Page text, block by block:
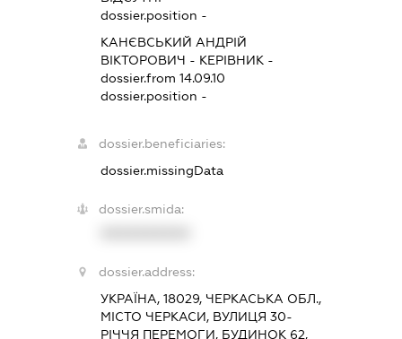
dossier.position -
КАНЄВСЬКИЙ АНДРІЙ
ВІКТОРОВИЧ - КЕРІВНИК-
dossier.from 14.09.10
dossier.position -
dossier.beneficiaries:
dossier.missingData
dossier.smida:
dossier.address:
УКРАЇНА, 18029, ЧЕРКАСЬКА ОБЛ.,
МІСТО ЧЕРКАСИ, ВУЛИЦЯ 30-
РІЧЧЯ ПЕРЕМОГИ, БУДИНОК 62,